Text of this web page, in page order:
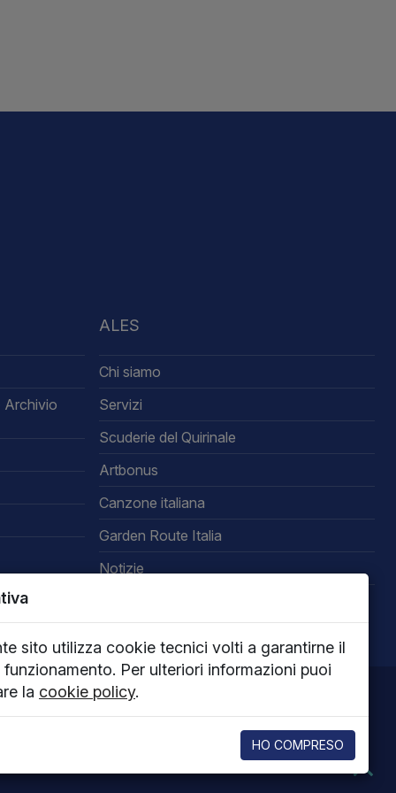
sito utilizza cookie tecnici volti a garantirne il
Per ulteriori informazioni puoi
la cookie policy.
HO COMPRESO
Archivio
ALES
Chi siamo
Servizi
Scuderie del Quirinale
Artbonus
Canzone italiana
Garden Route Italia
Notizie